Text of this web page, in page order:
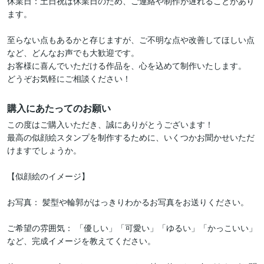
ます。
至らない点もあるかと存じますが、ご不明な点や改善してほしい点
など、どんなお声でも大歓迎です。
お客様に喜んでいただける作品を、心を込めて制作いたします。
どうぞお気軽にご相談ください！
購入にあたってのお願い
この度はご購入いただき、誠にありがとうございます！
最高の似顔絵スタンプを制作するために、いくつかお聞かせいただ
けますでしょうか。
【似顔絵のイメージ】
お写真： 髪型や輪郭がはっきりわかるお写真をお送りください。
ご希望の雰囲気： 「優しい」「可愛い」「ゆるい」「かっこいい」
など、完成イメージを教えてください。